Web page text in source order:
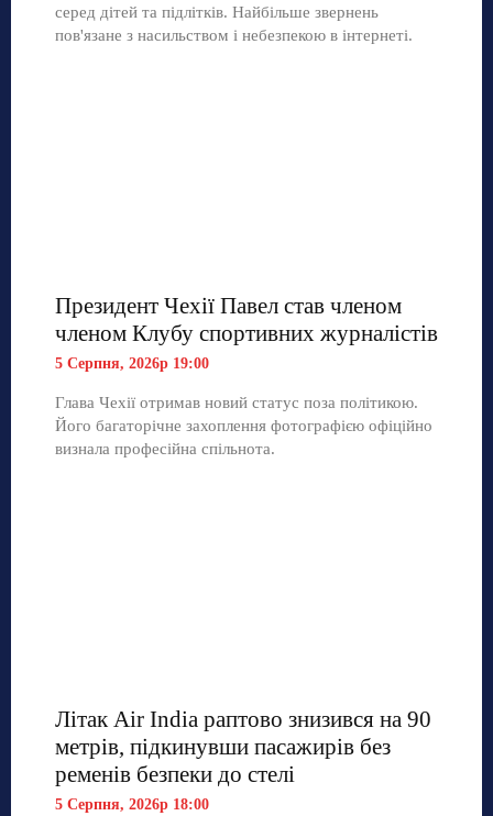
серед дітей та підлітків. Найбільше звернень
пов'язане з насильством і небезпекою в інтернеті.
Президент Чехії Павел став членом
членом Клубу спортивних журналістів
5 Серпня, 2026р 19:00
Глава Чехії отримав новий статус поза політикою.
Його багаторічне захоплення фотографією офіційно
визнала професійна спільнота.
Літак Air India раптово знизився на 90
метрів, підкинувши пасажирів без
ременів безпеки до стелі
5 Серпня, 2026р 18:00